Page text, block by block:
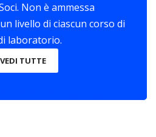
Non è ammessa
livello di ciascun corso di
laboratorio.
VEDI TUTTE